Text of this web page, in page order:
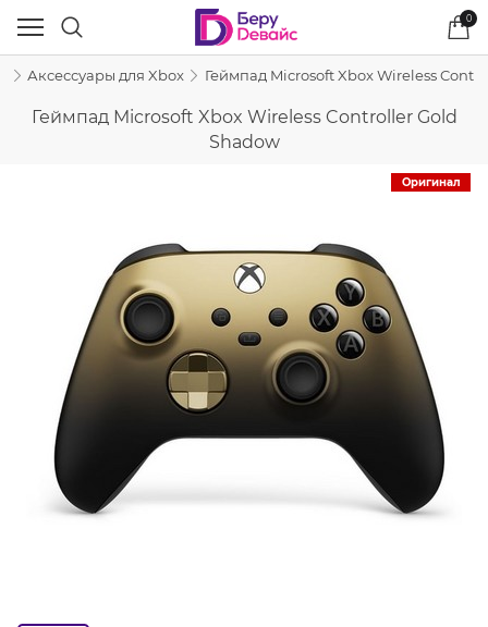
0
Аксессуары для Xbox Геймпад Microsoft Xbox Wireless
Геймпад Microsoft Xbox Wireless Controller Gold
Shadow
Оригинал